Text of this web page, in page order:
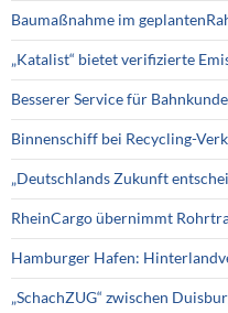
Baumaßnahme im
„Katalist“ bietet verifizierte
Besserer Service für
Binnenschiff bei Recycling-
„Deutschlands Zukunft
RheinCargo übernimmt
Hamburger Hafen:
„SchachZUG“ zwischen